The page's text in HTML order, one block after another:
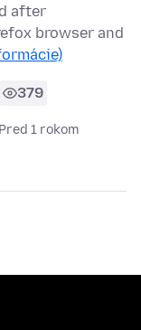
after
browser and
379
1 rokom